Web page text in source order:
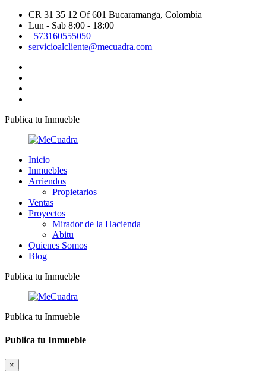
CR 31 35 12 Of 601 Bucaramanga, Colombia
Lun - Sab 8:00 - 18:00
+573160555050
servicioalcliente@mecuadra.com
Publica tu Inmueble
Inicio
Inmuebles
Arriendos
Propietarios
Ventas
Proyectos
Mirador de la Hacienda
Abitu
Quienes Somos
Blog
Publica tu Inmueble
Publica tu Inmueble
Publica tu Inmueble
×